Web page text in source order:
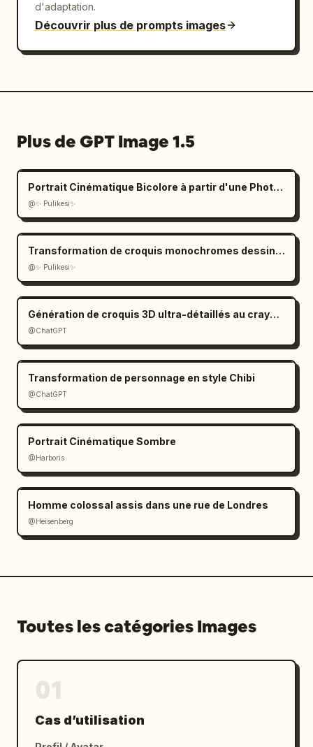
d'adaptation.
Découvrir plus de prompts images
Plus de GPT Image 1.5
Portrait Cinématique Bicolore à partir d'une Photo Téléchargée
@✨ Pulikesi✨
Transformation de croquis monochromes dessinés à la main
@✨ Pulikesi✨
Génération de croquis 3D ultra-détaillés au crayon graphite
@ChatGPT
Transformation de personnage en style Chibi
@ChatGPT
Portrait Cinématique Sombre
@Harboris
Homme colossal assis dans une rue de Londres
@Heisenberg
Toutes les catégories Images
Cas d’utilisation